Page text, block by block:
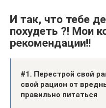
И так, что тебе
похудеть ?! Мои
рекомендации!!
#1. Перестрой свой
свой рацион от
правильно питаться